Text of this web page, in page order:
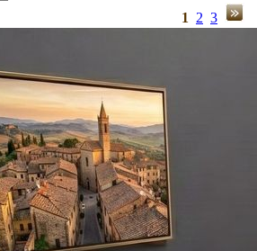
1 2 3